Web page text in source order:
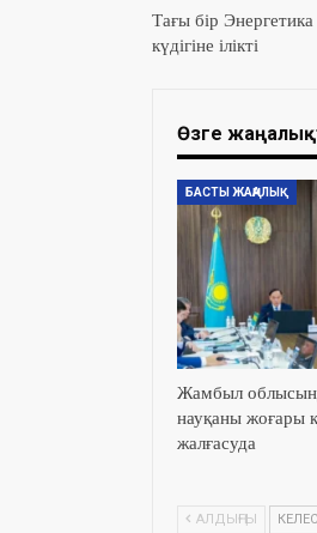
Тағы бір
күдігіне ілікті
Өзге
БАСТЫ ЖАҢАЛЫҚ
Жамбыл
науқаны жоғары
жалғасуда
АЛДЫҢҒЫ